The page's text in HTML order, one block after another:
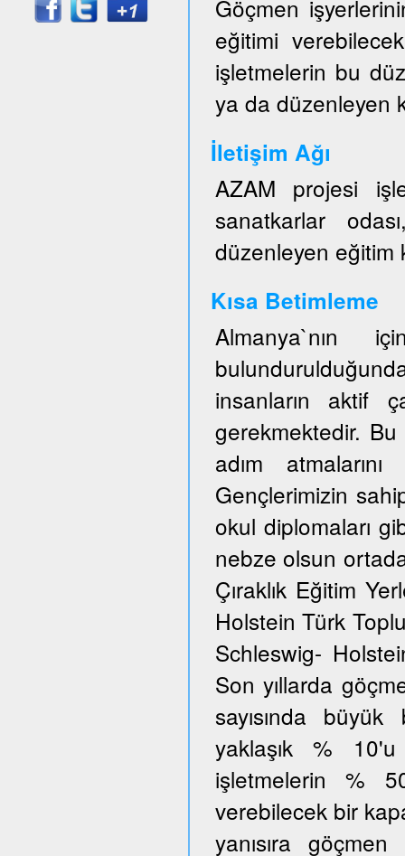
Göçmen
eğitimi
işletmelerin bu
ya da düzenleyen
İletişim Ağı
AZAM projesi
sanatkarlar
düzenleyen eğitim
Kısa Betimleme
Almanya`nın
insanların aktif
gerekmektedir.
adım
Gençlerimizin
okul diplomaları
nebze olsun
Çıraklık Eğitim
Holstein Türk
Schleswig-
Son yıllarda
sayısında
yaklaşık %
işletmelerin %
verebilecek bir
yanısıra